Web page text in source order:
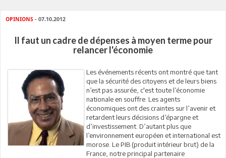
OPINIONS - 07.10.2012
Il faut un cadre de dépenses à moyen terme pour
relancer l'économie
Les événements récents ont montré que tant
que la sécurité des citoyens et de leurs biens
n’est pas assurée, c'est toute l’économie
nationale en souffre. Les agents
économiques ont des craintes sur l’avenir et
retardent leurs décisions d’épargne et
d’investissement. D’autant plus que
l’environnement européen et international est
morose. Le PIB (produit intérieur brut) de la
France, notre principal partenaire